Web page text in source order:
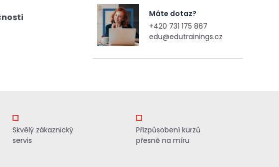
Máte dotaz?
+420 731 175 867
edu@edutrainings.cz
Skvělý zákaznický
servis
Přizpůsobení kurzů
přesně na míru